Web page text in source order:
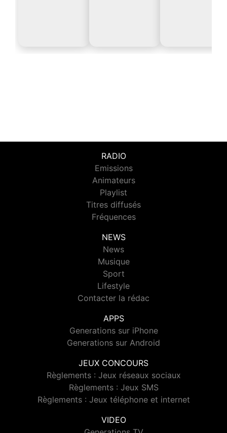
RADIO
Emissions
Animateurs
Playlist
Titres diffusés
Fréquences
NEWS
News
Musique
Sport
Lifestyle
Contacter la rédac
APPS
Generations sur iPhone
Generations sur Android
JEUX CONCOURS
Règlements : Jeux réseaux sociaux
Règlements : Jeux SMS
Règlements : Jeux téléphone et internet
VIDEO